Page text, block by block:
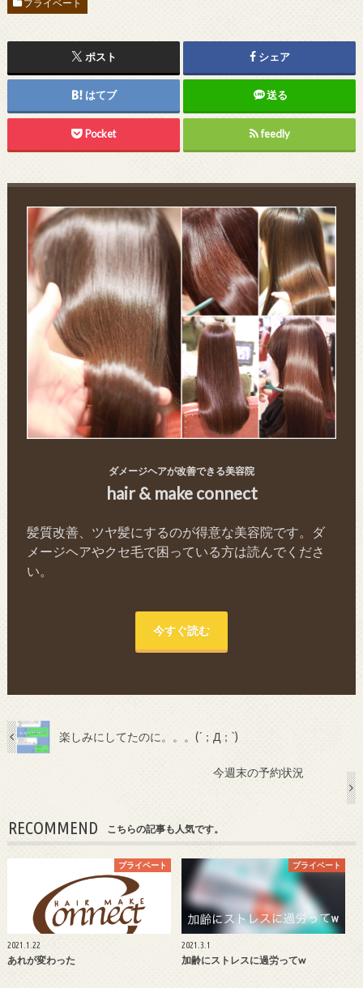
プライベート
ポスト シェア
はてブ 送る
Pocket feedly
ダメージヘアが改善できる美容院
hair & make connect
髪質改善、ツヤ髪にするのが得意な美容院です。ダ
メージヘアやクセ毛で困っている方は読んでくださ
い。
今すぐ読む
楽しみにしてたのに。。。(´；Д；`)
今週末の予約状況
RECOMMEND こちらの記事も人気です。
プライベート
2021.1.22
あれが変わった
プライベート
2021.3.1
加齢にストレスに過労ってw